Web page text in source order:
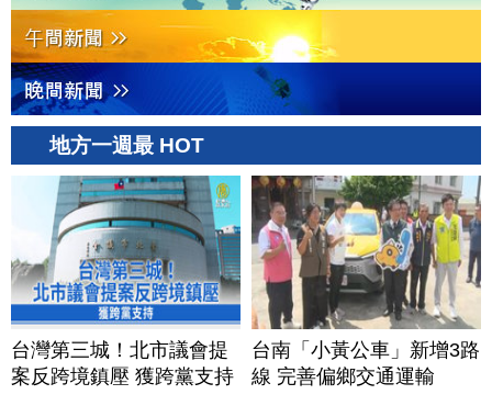
地方一週最 HOT
台灣第三城！北市議會提
案反跨境鎮壓 獲跨黨支持
台南「小黃公車」新增3路
線 完善偏鄉交通運輸